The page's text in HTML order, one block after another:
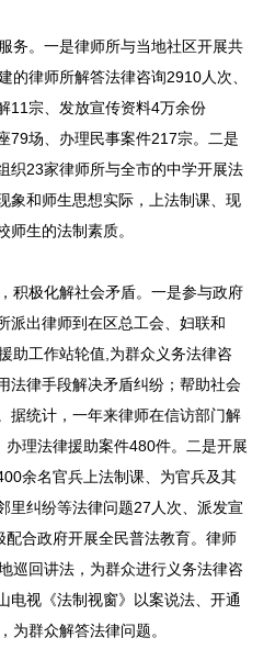
务。一是律师所与当地社区开展共
的律师所解答法律咨询2910人次、
11宗、发放宣传资料4万余份
79场、办理民事案件217宗。二是
织23家律师所与全市的中学开展法
象和师生思想实际，上法制课、现
师生的法制素质。
积极化解社会矛盾。一是参与政府
派出律师到在区总工会、妇联和
助工作站轮值,为群众义务法律咨
法律手段解决矛盾纠纷；帮助社会
据统计，一年来律师在信访部门解
理法律援助案件480件。二是开展
余名官兵上法制课、为官兵及其
里纠纷等法律问题27人次、派发宣
合政府开展全民普法教育。律师
巡回讲法，为群众进行义务法律咨
电视《法制视窗》以案说法、开通
为群众解答法律问题。